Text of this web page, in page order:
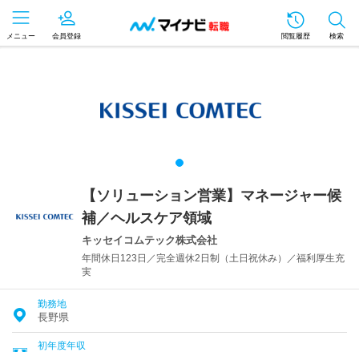
メニュー 会員登録 閲覧履歴 検索
【ソリューション営業】マネージャー候
補／ヘルスケア領域
キッセイコムテック株式会社
年間休日123日／完全週休2日制（土日祝休み）／福利厚生充
実
勤務地
長野県
初年度年収